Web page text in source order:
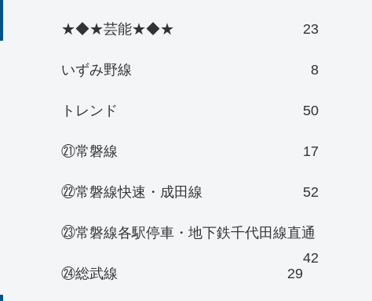
★◆★芸能★◆★ 23
いずみ野線 8
トレンド 50
㉑常磐線 17
㉒常磐線快速・成田線 52
㉓常磐線各駅停車・地下鉄千代田線直通
42
㉔総武線
29